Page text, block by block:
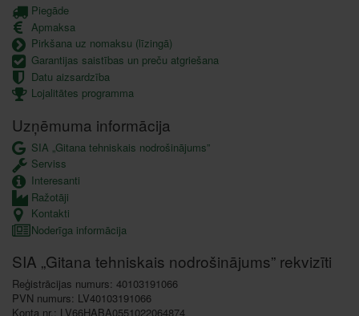
Piegāde
Apmaksa
Pirkšana uz nomaksu (līzingā)
Garantijas saistības un preču atgriešana
Datu aizsardzība
Lojalitātes programma
Uzņēmuma informācija
SIA „Gitana tehniskais nodrošinājums”
Serviss
Interesanti
Ražotāji
Kontakti
Noderīga informācija
SIA „Gitana tehniskais nodrošinājums” rekvizīti
Reģistrācijas numurs: 40103191066
PVN numurs: LV40103191066
Konta nr.: LV66HABA0551022064874